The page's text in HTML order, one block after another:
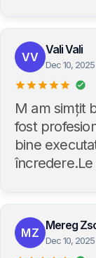
VV
Vali Vali
Dec 10, 2025
M am simțit
fost
bine
MZ
Mereg
Dec 10, 2025